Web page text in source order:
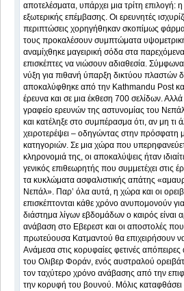
αποτελέσματα, υπάρχει μια τρίτη επιλογή:
εξωτερικής επέμβασης. Οι ερευνητές
περιπτώσεις χορηγήθηκαν σκοπίμως
τους προκαλέσουν συμπτώματα
αναμίχθηκε μαγειρική σόδα στα
επισκέπτες να νιώσουν αδιαθεσία.
νύξη για πιθανή ύπαρξη δικτύου πλαστών
αποκαλύφθηκε από την Kathmandu Post
έρευνα και σε μια έκθεση 700 σελίδων. Αλλά
γραφείο ερευνών της αστυνομίας του
και κατέληξε στο συμπέρασμα ότι, αν μη τι
χειροτερέψει – οδηγώντας στην πρόσφατη
κατηγοριών. Σε μια χώρα που
κληρονομιά της, οι αποκαλύψεις ήταν
γενικός επιθεωρητής που συμμετέχει στις
τα κυκλώματα ασφαλιστικής απάτης
Νεπάλ». Παρ’ όλα αυτά, η χώρα και οι
επισκέπτονται κάθε χρόνο ανυπομονούν
διάστημα λίγων εβδομάδων ο καιρός είναι
ανάβαση στο Εβερεστ και οι αποστολές
πρωτεύουσα Κατμαντού θα επιχειρήσουν
Ανάμεσα στις κορυφαίες φετινές απόπειρες
του Ολιβερ Φοράν, ενός αυστραλού
τον ταχύτερο χρόνο ανάβασης από την
την κορυφή του βουνού. Μόλις καταφθάσει